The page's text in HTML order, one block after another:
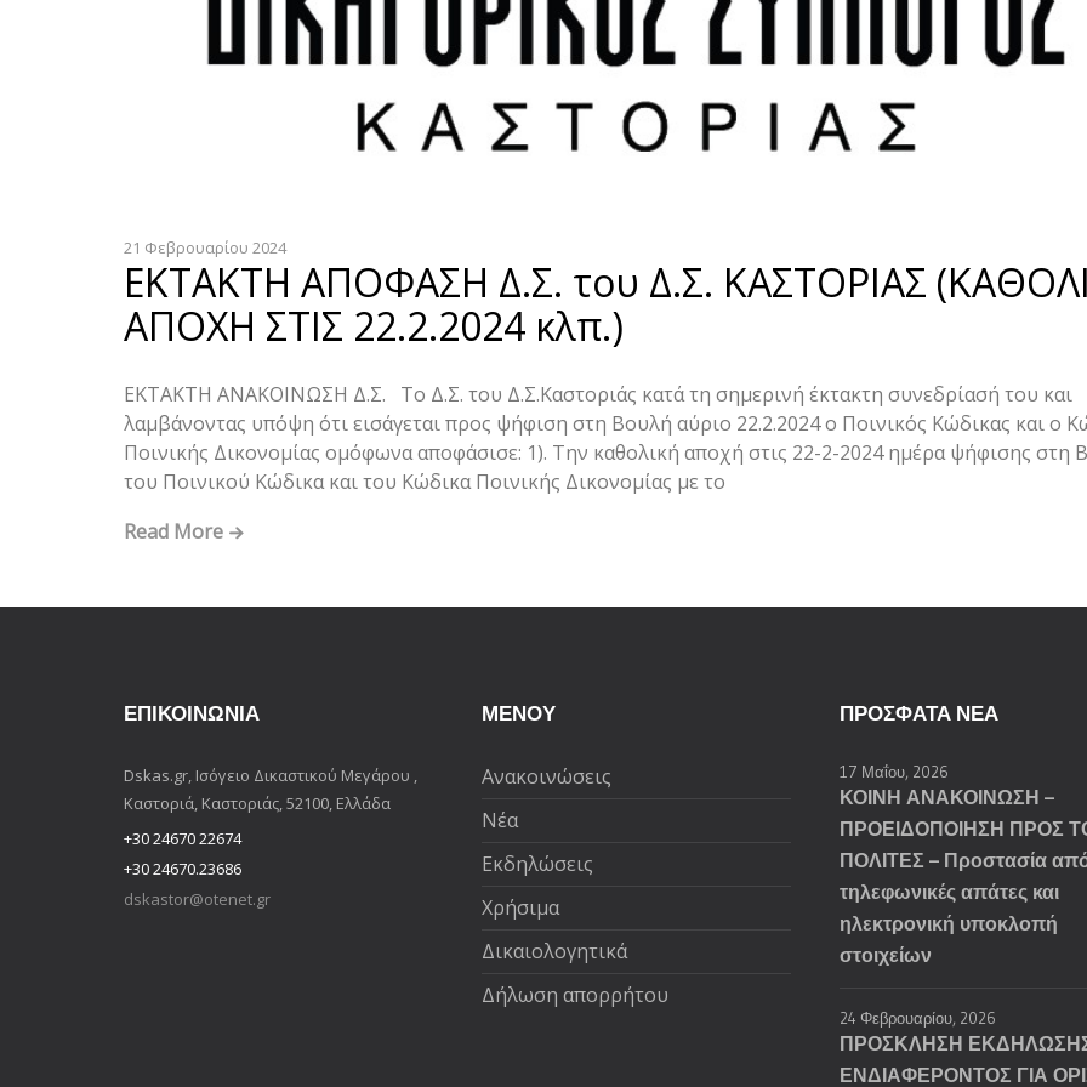
21 Φεβρουαρίου 2024
ΕΚΤΑΚΤΗ ΑΠΟΦΑΣΗ Δ.Σ. του Δ.Σ. ΚΑΣΤΟΡΙΑΣ
ΑΠΟΧΗ ΣΤΙΣ 22.2.2024 κλπ.)
ΕΚΤΑΚΤΗ ΑΝΑΚΟΙΝΩΣΗ Δ.Σ. Το Δ.Σ. του Δ.Σ.Καστοριάς κατά τη σημερινή έκτακτη συνεδρίασή του και
λαμβάνοντας υπόψη ότι εισάγεται προς ψήφιση στη Βουλή αύριο 22.2.2024 ο Ποινικός Κώδικας και ο
Ποινικής Δικονομίας ομόφωνα αποφάσισε: 1). Την καθολική αποχή στις 22-2-2024 ημέρα ψήφισης στη
του Ποινικού Κώδικα και του Κώδικα Ποινικής Δικονομίας με το
Read More
ΕΠΙΚΟΙΝΩΝΊΑ
Dskas.gr, Ισόγειο Δικαστικού Μεγάρου ,
Καστοριά, Καστοριάς, 52100, Ελλάδα
+30 24670 22674
+30 24670.23686
dskastor@otenet.gr
ΜΕΝΟΥ
Ανακοινώσεις
Νέα
Εκδηλώσεις
Χρήσιμα
Δικαιολογητικά
Δήλωση απορρήτου
ΠΡΌΣΦΑΤΑ ΝΈΑ
17 Μαΐου, 2026
ΚΟΙΝΗ ΑΝΑΚΟΙΝΩΣΗ –
ΠΡΟΕΙΔΟΠΟΙΗΣΗ ΠΡΟΣ
ΠΟΛΙΤΕΣ – Προστασία
τηλεφωνικές απάτες και
ηλεκτρονική υποκλοπή
στοιχείων
24 Φεβρουαρίου, 2026
ΠΡΟΣΚΛΗΣΗ
ΕΝΔΙΑΦΕΡΟΝΤΟΣ ΓΙΑ